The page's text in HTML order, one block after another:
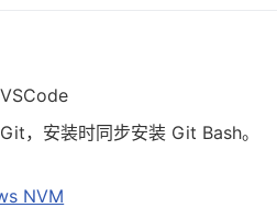
，安装时同步安装 Git Bash。
NVM